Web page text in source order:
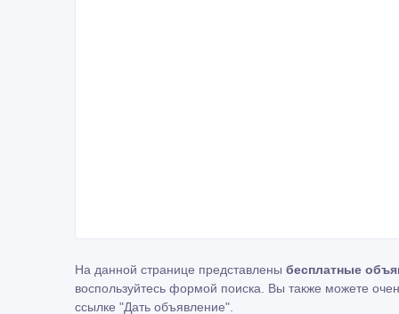
На данной странице представлены бесплатные
воспользуйтесь формой поиска. Вы также можете
ссылке "Дать объявление"